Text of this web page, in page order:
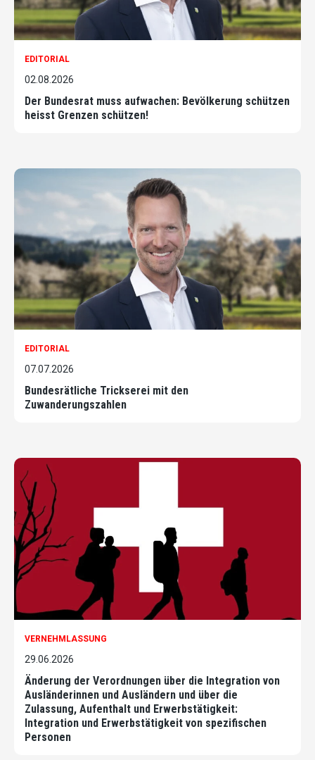
EDITORIAL
02.08.2026
Der Bundesrat muss aufwachen: Bevölkerung schützen
heisst Grenzen schützen!
EDITORIAL
07.07.2026
Bundesrätliche Trickserei mit den
Zuwanderungszahlen
VERNEHMLASSUNG
29.06.2026
Änderung der Verordnungen über die Integration von
Ausländerinnen und Ausländern und über die
Zulassung, Aufenthalt und Erwerbstätigkeit:
Integration und Erwerbstätigkeit von spezifischen
Personen